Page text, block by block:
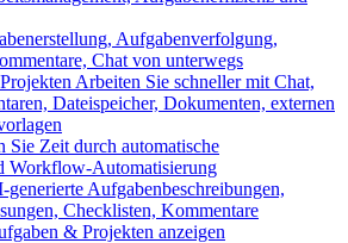
Aufgabenverfolgung,
Chat von unterwegs
Arbeiten Sie schneller mit Chat,
Dateispeicher, Dokumenten, externen
Sie Zeit durch automatische
Workflow-Automatisierung
generierte Aufgabenbeschreibungen,
Checklisten, Kommentare
& Projekten anzeigen